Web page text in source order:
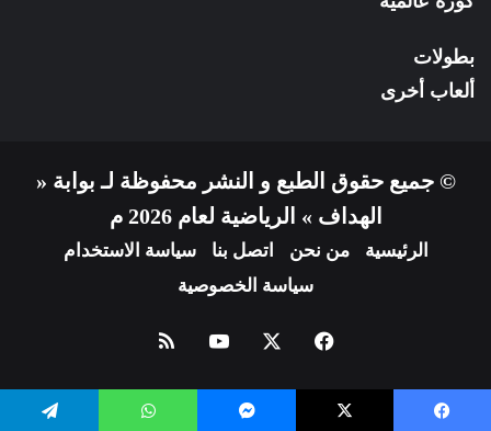
بطولات
ألعاب أخرى
© جميع حقوق الطبع و النشر محفوظة لـ بوابة «
الهداف » الرياضية لعام 2026 م
الرئيسية من نحن اتصل بنا
سياسة الاستخدام
سياسة الخصوصية
فيسبوك يوتيوبملخص
الموقع